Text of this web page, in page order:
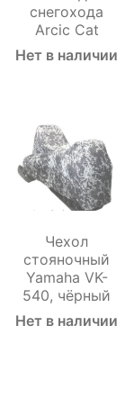
снегохода
Аrcic Cat
Нет в наличии
Чехол
стояночный
Yamaha VK-
540, чёрный
Нет в наличии